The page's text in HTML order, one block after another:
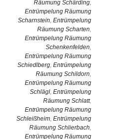
Räumung Schärding,
Entrümpelung Räumung
Scharnstein, Entrümpelung
Räumung Scharten,
Entrümpelung Räumung
Schenkenfelden,
Entrümpelung Räumung
Schiedlberg, Entrümpelung
Räumung Schildorn,
Entrümpelung Räumung
Schlägl, Entrümpelung
Räumung Schlatt,
Entrümpelung Räumung
Schleißheim, Entrümpelung
Räumung Schlierbach,
Entrümpelung Räumung